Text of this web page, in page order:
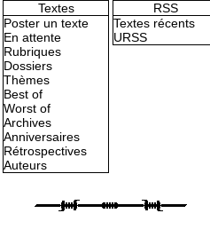
Textes
Poster un texte
En attente
Rubriques
Dossiers
Thèmes
Best of
Worst of
Archives
Anniversaires
Rétrospectives
Auteurs
RSS
Textes récents
URSS